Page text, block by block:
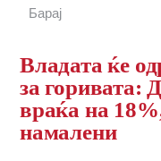
Владата ќе
за горивата:
враќа на
намалени